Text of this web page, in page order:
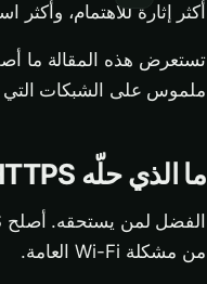
أكثر إثارة للاهتمام،
ملموس على الشبكات التي
ما الذي حلّه HTTPS فعلًا
من مشكلة Wi-Fi العامة.